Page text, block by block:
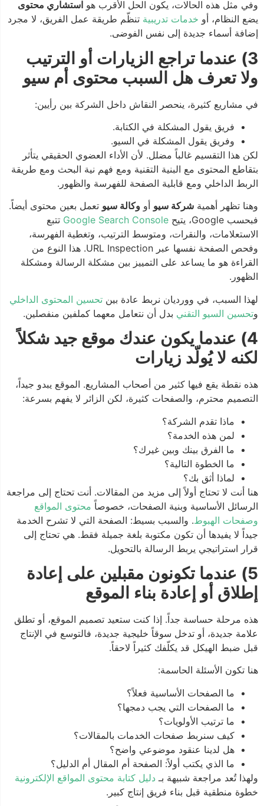
وفي مثل هذه الحالات، يكون الحل الأقرب هو استشاري محتوى
يضع النظام، أو خدمات تدريبيةتنظّم طريقة عمل الفريق، لا مجرد
إضافة أسماء جديدة إلى نفس الفوضى.
3) عندما تراجع الزيارات أو الترتيب
ولا تعرف هل السبب محتوى أم سيو
في مشاريع كثيرة، ينحصر النقاش داخل الشركة بين رأيين:
فريق يقول المشكلة في الكتابة.
وفريق يقول المشكلة في السيو.
لكن هذا التقسيم غالباً مضلل. لأن الأداء العضوي الحقيقي يتأثر
بتقاطع المحتوى مع البنية التقنية ومع فهم نية البحث ومع طريقة
الربط الداخلي ومع قابلية الصفحة للفهرسة والظهور.
وهنا تظهر أهمية شركة سيوأو وكالة سيوتعمل بعين محتوى أيضاً.
فبحسب Google، يتيح
Google Search Consoleتتبع
الاستعلامات، والنقرات، ومتوسط الترتيب، وتغطية الفهرسة،
وفحص الصفحة نفسها عبر URL Inspection. هذا النوع من
القراءة هو ما يساعد على التمييز بين مشكلة الرسالة ومشكلة
الظهور.
لهذا السبب، في وورديان نربط عادة بين تحسين المحتوى الداخلي
وتحسين السيو التقني بدل أن نتعامل معهما كملفين منفصلين.
4) عندما يكون عندك موقع جيد شكلاً
لكنه لا يُولّد زيارات
هذه نقطة يقع فيها كثير من أصحاب المشاريع. الموقع يبدو جيداً،
التصميم محترم، والصفحات كثيرة، لكن الزائر لا يفهم بسرعة:
ماذا تقدم الشركة؟
لمن هذه الخدمة؟
ما الفرق بينك وبين غيرك؟
ما الخطوة التالية؟
لماذا أثق بك؟
هنا أنت لا تحتاج أولاً إلى مزيد من المقالات. أنت تحتاج إلى مراجعة
الرسائل الأساسية وبنية الصفحات، خصوصاً محتوى المواقع
وصفحات الهبوط. والسبب بسيط: الصفحة التي لا تشرح الخدمة
جيداً لا يفيدها أن تكون مكتوبة بلغة جميلة فقط. هي تحتاج إلى
قرار استراتيجي يربط الرسالة بالتحويل.
5) عندما تكونون مقبلين على إعادة
إطلاق أو إعادة بناء الموقع
هذه مرحلة حساسة جداً. إذا كنت ستعيد تصميم الموقع، أو تطلق
علامة جديدة، أو تدخل سوقاً خليجية جديدة، فالتوسع في الإنتاج
قبل ضبط الهيكل قد يكلّفك كثيراً لاحقاً.
هنا تكون الأسئلة الحاسمة:
ما الصفحات الأساسية فعلاً؟
ما الصفحات التي يجب دمجها؟
ما ترتيب الأولويات؟
كيف سنربط صفحات الخدمات بالمقالات؟
هل لدينا عنقود موضوعي واضح؟
ما الذي يكتب أولاً: الصفحة أم المقال أم الدليل؟
ولهذا تُعد مراجعة شبيهة بـ دليل كتابة محتوى المواقع الإلكترونية
خطوة منطقية قبل بناء فريق إنتاج كبير.